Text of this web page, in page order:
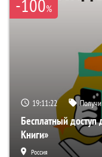
-100%
19:11:21
Бесплатный доступ
Книги»
Россия